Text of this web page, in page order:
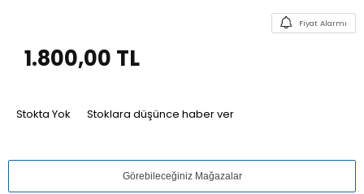
Fiyat Alarmı
1.800,00 TL
Stokta Yok Stoklara düşünce haber ver
Görebileceğiniz Mağazalar